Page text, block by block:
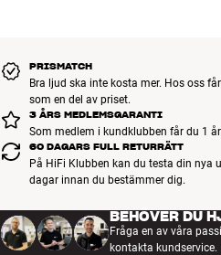
PRISMATCH
Bra ljud ska inte kosta mer. Hos oss
som en del av priset.
3 ÅRS MEDLEMSGARANTI
Som medlem i kundklubben får du 1
60 DAGARS FULL RETURRÄTT
På HiFi Klubben kan du testa din nya
dagar innan du bestämmer dig.
BEHÖVER DU
Fråga en av våra
kontakta kundservice.